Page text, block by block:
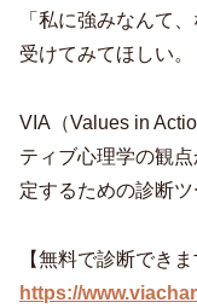
「私に強みなんて
受けてみてほしい。
VIA（Values in
ティブ心理学の観
定するための診断ツ
【無料で診断でき
https://